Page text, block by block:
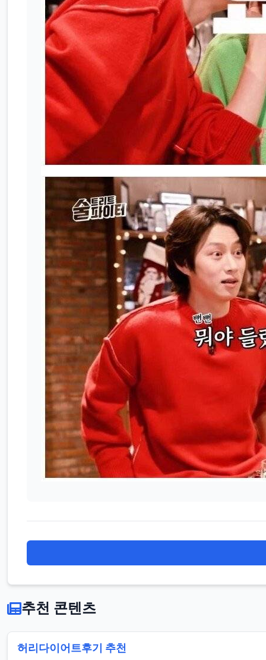
추천 콘텐츠
허리 다이어트 후기 추천